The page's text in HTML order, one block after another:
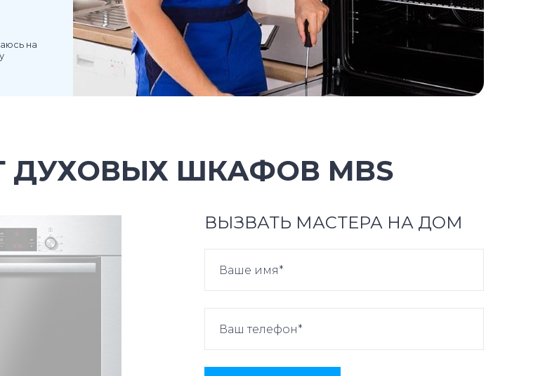
на
ДУХОВЫХ ШКАФОВ MBS
ВЫЗВАТЬ МАСТЕРА НА ДОМ